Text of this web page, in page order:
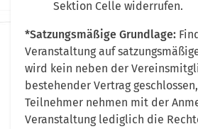
Sektion Celle widerrufen.
*Satzungsmäßige Grundlage:
Veranstaltung auf
wird kein neben der
bestehender Vertrag
Teilnehmer nehmen mit der
Veranstaltung lediglich die